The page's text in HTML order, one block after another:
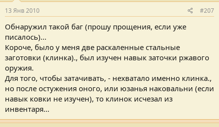
13 Янв 2010 #207
Обнаружил такой баг (прошу прощения, если уже
писалось)...
Короче, было у меня две раскаленные стальные
заготовки (клинка)., был изучен навык заточки ржавого
оружия.
Для того, чтобы затачивать, - нехватало именно клинка.,
но после остужения оного, или юзанья наковальни (если
навык ковки не изучен), то клинок исчезал из
инвентаря...